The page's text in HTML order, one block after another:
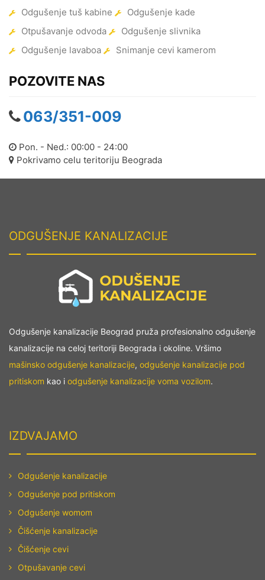
Odgušenje kanalizacije Vračar
Odgušenje kanalizacije Žarkovo
Odgušenje kanalizacije Zeleni
Odgušenje kanalizacije
Odgušenje tuš kabine
Odgušenje kade
Otpušavanje odvoda
Odgušenje slivnika
Odgušenje lavaboa
Snimanje cevi kamerom
POZOVITE NAS
063/351-009
Pon. - Ned.: 00:00 - 24:00
Pokrivamo celu teritoriju Beograda
ODGUŠENJE KANALIZACIJE
Odgušenje kanalizacije Beograd pruža profesionalno odgušenje
kanalizacije na celoj teritoriji Beograda i okoline. Vršimo
mašinsko odgušenje kanalizacije, odgušenje kanalizacije pod
pritiskom kao i odgušenje kanalizacije voma vozilom.
IZDVAJAMO
Odgušenje kanalizacije
Odgušenje pod pritiskom
Odgušenje womom
Čišćenje kanalizacije
Čišćenje cevi
Otpušavanje cevi